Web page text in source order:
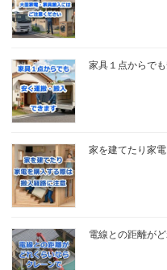
家具１点からで
家を建てたり家
電線との距離が